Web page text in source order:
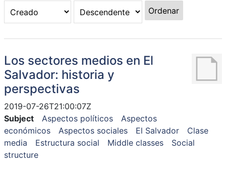
Ordenar
Los sectores medios en El
Salvador: historia y
perspectivas
2019-07-26T21:00:07Z
Subject
Aspectos políticos
Aspectos
económicos
Aspectos sociales El Salvador
Clase
media
Estructura social Middle classes
Social
structure